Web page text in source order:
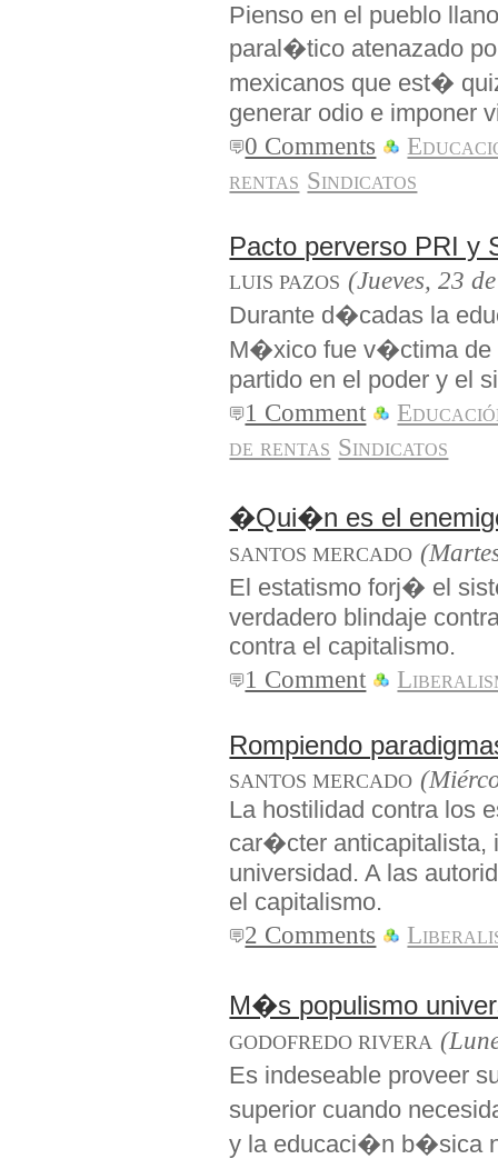
Pienso en el pueblo
paral�tico atenazado
mexicanos que est�
generar odio e imponer
0 Comments
rentas Sindicatos
Pacto perverso PRI y
LUIS PAZOS (Jueves, 23
Durante d�cadas la
M�xico fue v�ctima de
partido en el poder y el
1 Comment
de rentas Sindicatos
�Qui�n es el
SANTOS MERCADO
El estatismo forj� el
verdadero blindaje
contra el capitalismo.
1 Comment
Rompiendo
SANTOS MERCADO
La hostilidad contra los
car�cter anticapitalista,
universidad. A las
el capitalismo.
2 Comments
M�s populismo
GODOFREDO RIVERA
Es indeseable proveer
superior cuando
y la educaci�n b�sica